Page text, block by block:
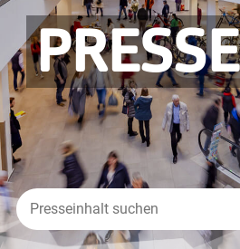
PRESSE
PRESSEKONTAKT